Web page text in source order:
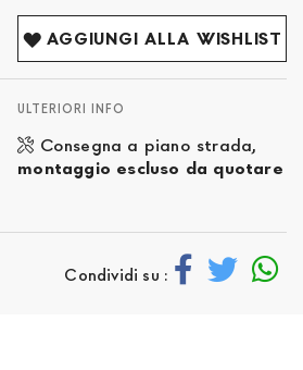
AGGIUNGI ALLA WISHLIST
ULTERIORI INFO
Consegna a piano strada,
montaggio escluso da quotare
Condividi su :